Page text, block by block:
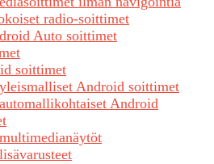
radio-soittimet
Auto soittimet
soittimet
Android soittimet
Android